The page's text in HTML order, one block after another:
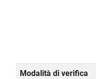
Modalità di verifica